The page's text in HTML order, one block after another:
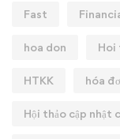
Fast
hoa don Hoi
HTKK hóa
Hội thảo cập nhật